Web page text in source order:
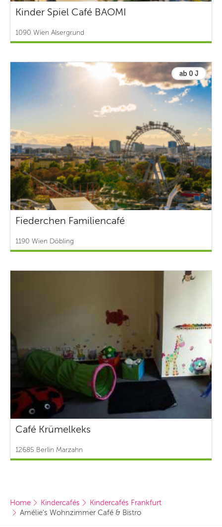
Kinder Spiel Café BAOMI
1090 Wien Alsergrund
ab 0 J
Fiederchen Familiencafé
1190 Wien Döbling
Café Krümelkeks
12685 Berlin Marzahn
Home Kindercafés
Kindercafés Frankfurt
Amélie's Wohnzimmer Café & Bistro